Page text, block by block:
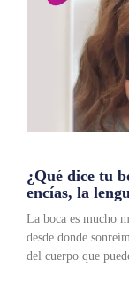
¿Qué dice tu
encías, la
La boca es mucho
desde donde
del cuerpo que